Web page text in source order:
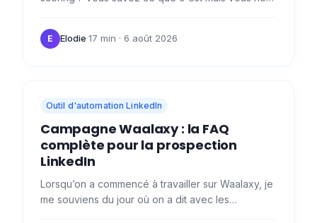
explique tout ici !…
E Elodie·17 min · 6 août 2026
Outil d'automation LinkedIn
Campagne Waalaxy : la FAQ
complète pour la prospection
LinkedIn
Lorsqu’on a commencé à travailler sur Waalaxy, je
me souviens du jour où on a dit avec les